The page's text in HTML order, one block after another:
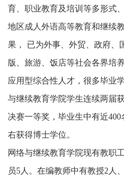
育、职业教育及培训等多形式
地区成人外语高等教育和继续
果， 已为外事、外贸、政府、
版、旅游、饭店等社会各界培
应用型综合性人才，很多毕业
与继续教育学院学生连续两届
决赛一等奖，毕业生中有近
右获得博士学位。
网络与继续教育学院现有教职
员5人。在编教师中有教授2人